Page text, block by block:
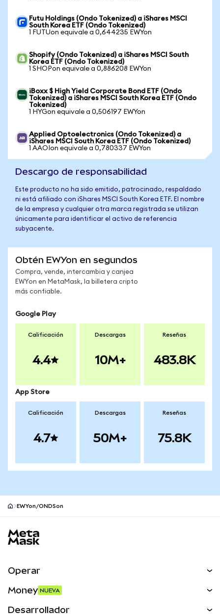
Futu Holdings (Ondo Tokenized) a iShares MSCI
South Korea ETF (Ondo Tokenized)
1 FUTUon equivale a 0,644235 EWYon
Shopify (Ondo Tokenized) a iShares MSCI South
Korea ETF (Ondo Tokenized)
1 SHOPon equivale a 0,886208 EWYon
iBoxx $ High Yield Corporate Bond ETF (Ondo
Tokenized) a iShares MSCI South Korea ETF (Ondo
Tokenized)
1 HYGon equivale a 0,506197 EWYon
Applied Optoelectronics (Ondo Tokenized) a
iShares MSCI South Korea ETF (Ondo Tokenized)
1 AAOIon equivale a 0,780337 EWYon
Descargo de responsabilidad
Este producto no ha sido emitido, patrocinado, respaldado
ni está afiliado con iShares MSCI South Korea ETF. El nombre
de la empresa y cualquier otra marca registrada se utilizan
únicamente para identificar el activo de referencia
subyacente.
Obtén EWYon en segundos
Compra, vende, intercambia y canjea
EWYon en MetaMask, la billetera cripto
más confiable.
Google Play
Calificación
4.4
Descargas
10M+
Reseñas
483.8K
App Store
Calificación
4.7
Descargas
50M+
Reseñas
75.8K
EWYon/ONDSon
Operar
Money NUEVA
Desarrollador